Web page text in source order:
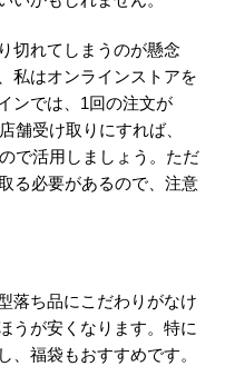
切れてしまうのが懸念
私はオンラインストアを
ンでは、1回の注文が
舗受け取りにすれば、
で活用しましょう。ただ
る必要があるので、注意
落ち品にこだわりがなけ
うが安くなります。特に
、福袋もおすすめです。